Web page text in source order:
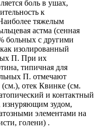
боль в ушах,
к
тяжелым
астма (сенная
больных с другими
изолированный
П. При их
типичная для
П. отмечают
отек Квинке (см.
и контактный
изнуряющим зудом,
элементами на
голени) .